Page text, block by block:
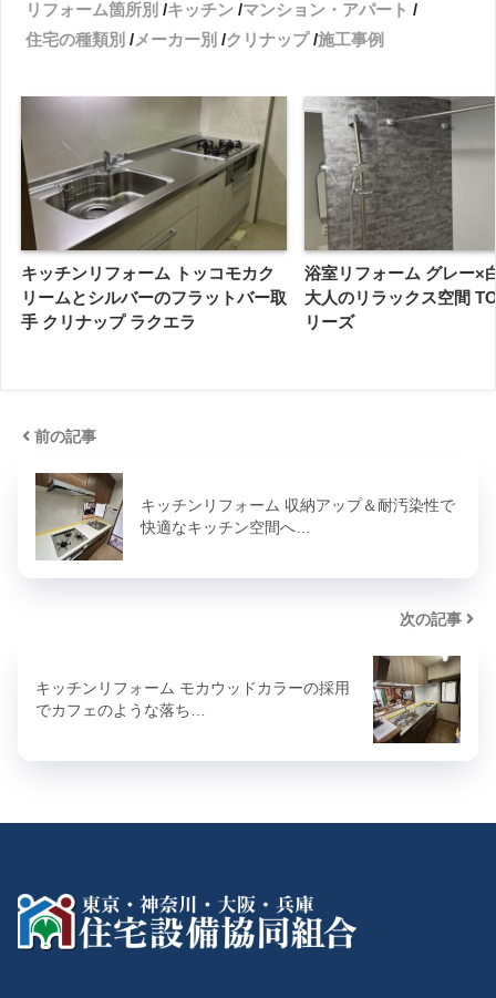
リフォーム箇所別
キッチン マンション・アパート
住宅の種類別
メーカー別 クリナップ 施工事例
キッチンリフォーム トッコモカク
リームとシルバーのフラットバー取
手 クリナップ ラクエラ
浴室リフォーム グレー×
大人のリラックス空間
リーズ
前の記事
キッチンリフォーム 収納アップ＆耐汚染性で
快適なキッチン空間へ…
次の記事
キッチンリフォーム モカウッドカラーの採用
でカフェのような落ち…